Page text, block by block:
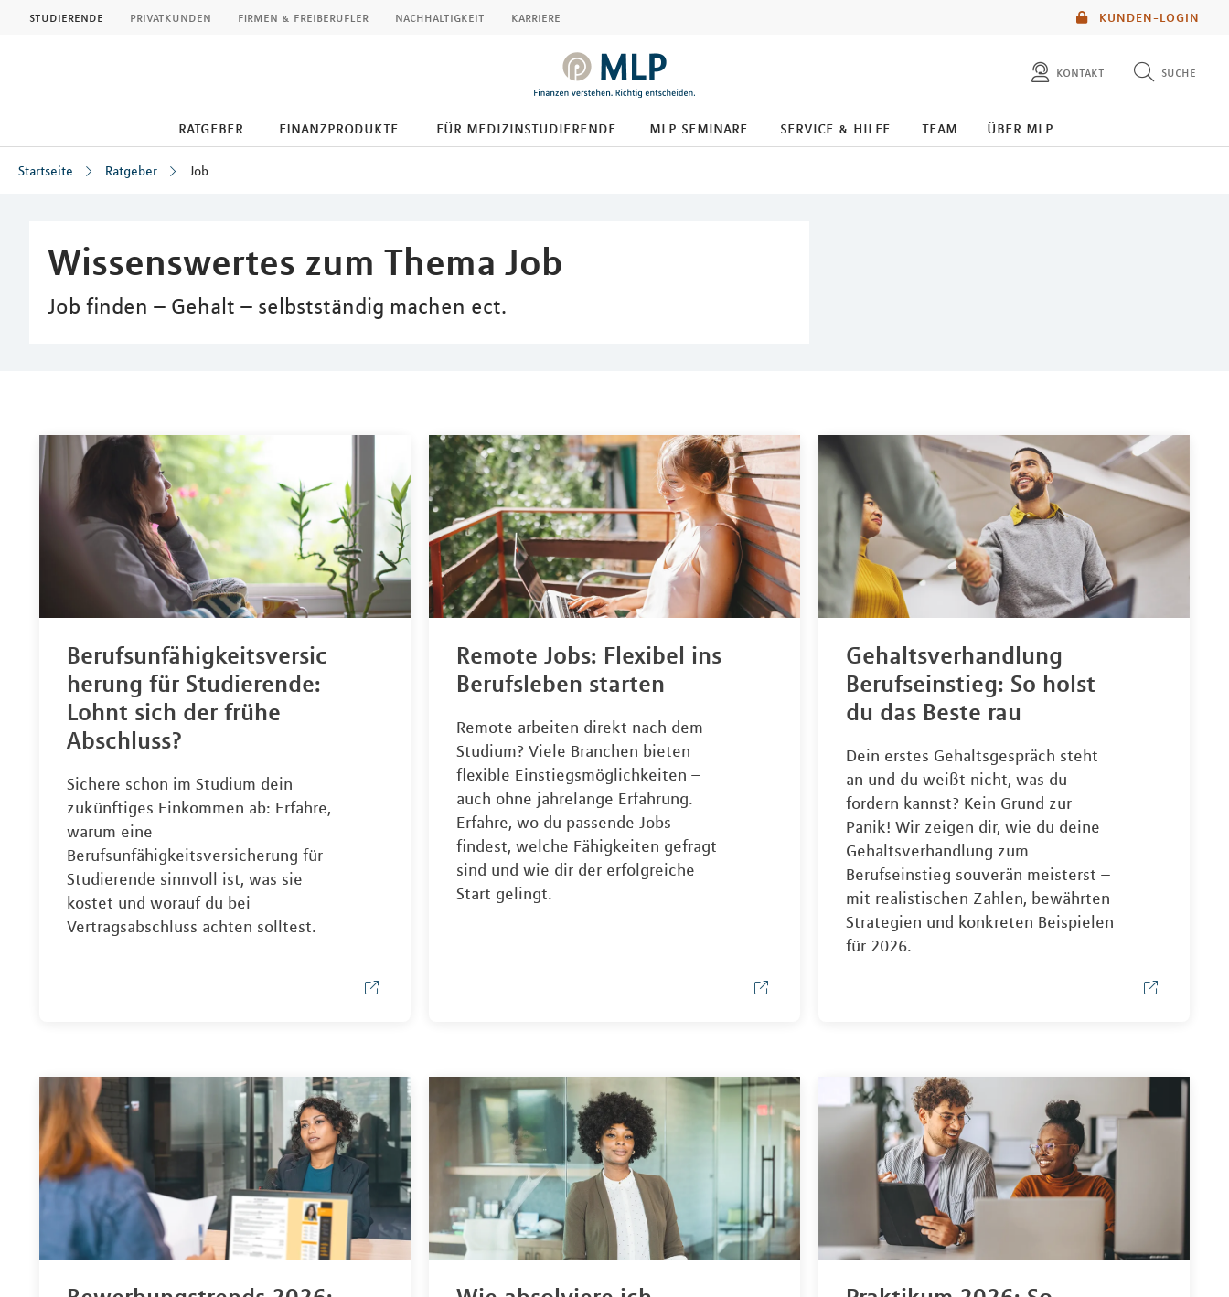
KUNDEN-LOGIN
studierende privatkunden firmen & freiberufler nachhaltigkeit karriere
kontakt suche
diese website durchsuchen
ratgeber finanzprodukte für medizinstudierende mlp seminare service & hilfe team über mlp
Startseite Ratgeber Job
Wissenswertes zum Thema Job
Job finden – Gehalt – selbstständig machen ect.
Berufsunfähigkeitsversic
herung für Studierende:
Lohnt sich der frühe
Abschluss?
Sichere schon im Studium dein
zukünftiges Einkommen ab: Erfahre,
warum eine
Berufsunfähigkeitsversicherung für
Studierende sinnvoll ist, was sie
kostet und worauf du bei
Vertragsabschluss achten solltest.
Remote Jobs: Flexibel ins
Berufsleben starten
Remote arbeiten direkt nach dem
Studium? Viele Branchen bieten
flexible Einstiegsmöglichkeiten –
auch ohne jahrelange Erfahrung.
Erfahre, wo du passende Jobs
findest, welche Fähigkeiten gefragt
sind und wie dir der erfolgreiche
Start gelingt.
Gehaltsverhandlung
Berufseinstieg: So holst
du das Beste rau
Dein erstes Gehaltsgespräch steht
an und du weißt nicht, was du
fordern kannst? Kein Grund zur
Panik! Wir zeigen dir, wie du deine
Gehaltsverhandlung zum
Berufseinstieg souverän meisterst –
mit realistischen Zahlen, bewährten
Strategien und konkreten Beispielen
für 2026.